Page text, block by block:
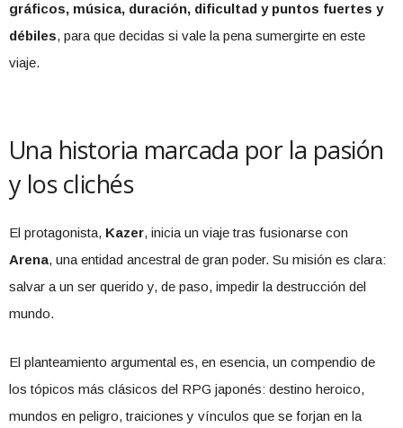
gráficos, música, duración, dificultad y puntos fuertes y
débiles, para que decidas si vale la pena sumergirte en este
viaje.
Una historia marcada por la pasión
y los clichés
El protagonista, Kazer, inicia un viaje tras fusionarse con
Arena, una entidad ancestral de gran poder. Su misión es clara:
salvar a un ser querido y, de paso, impedir la destrucción del
mundo.
El planteamiento argumental es, en esencia, un compendio de
los tópicos más clásicos del RPG japonés: destino heroico,
mundos en peligro, traiciones y vínculos que se forjan en la